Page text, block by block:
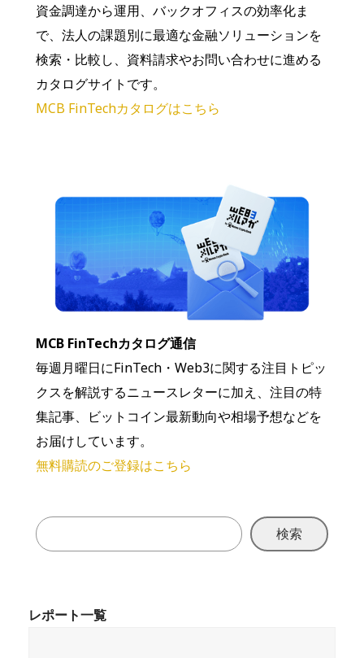
資金調達から運用、バックオフィスの効率化ま
で、法人の課題別に最適な金融ソリューションを
検索・比較し、資料請求やお問い合わせに進める
カタログサイトです。
MCB FinTechカタログはこちら
MCB FinTechカタログ通信
毎週月曜日にFinTech・Web3に関する注目トピッ
クスを解説するニュースレターに加え、注目の特
集記事、ビットコイン最新動向や相場予想などを
お届けしています。
無料購読のご登録はこちら
検索